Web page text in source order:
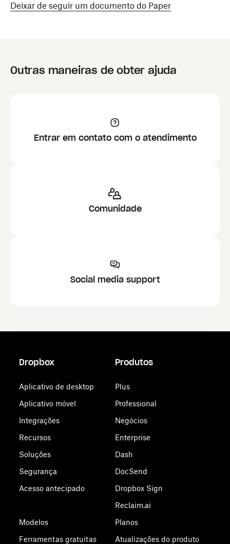
Deixar de seguir um documento do Paper
Outras maneiras de obter ajuda
Entrar em contato com o atendimento
Comunidade
Social media support
Dropbox
Aplicativo de desktop
Aplicativo móvel
Integrações
Recursos
Soluções
Segurança
Acesso antecipado
Modelos
Ferramentas gratuitas
Produtos
Plus
Professional
Negócios
Enterprise
Dash
DocSend
Dropbox Sign
Reclaim.ai
Planos
Atualizações do produto